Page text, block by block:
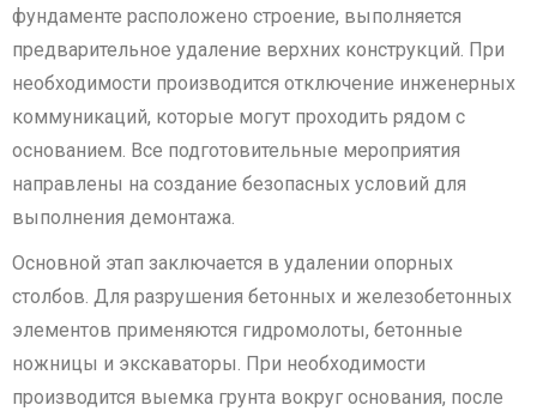
фундаменте расположено строение, выполняется
предварительное удаление верхних конструкций. При
необходимости производится отключение инженерных
коммуникаций, которые могут проходить рядом с
основанием. Все подготовительные мероприятия
направлены на создание безопасных условий для
выполнения демонтажа.
Основной этап заключается в удалении опорных
столбов. Для разрушения бетонных и железобетонных
элементов применяются гидромолоты, бетонные
ножницы и экскаваторы. При необходимости
производится выемка грунта вокруг основания, после